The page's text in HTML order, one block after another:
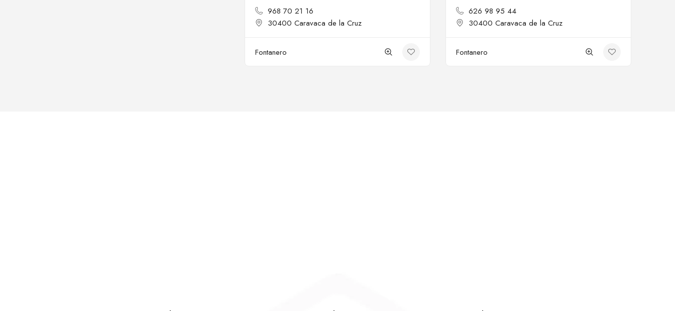
968 70 21 16
30400 Caravaca de la Cruz
Fontanero
626 98 95 44
30400 Caravaca de la Cruz
Fontanero